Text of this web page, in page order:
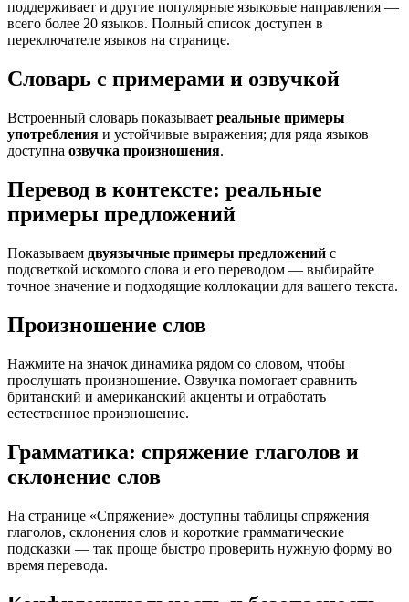
поддерживает и другие популярные языковые направления —
всего более 20 языков. Полный список доступен в
переключателе языков на странице.
Словарь с примерами и озвучкой
Встроенный словарь показывает реальные примеры
употребления и устойчивые выражения; для ряда языков
доступна озвучка произношения.
Перевод в контексте: реальные
примеры предложений
Показываем двуязычные примеры предложений с
подсветкой искомого слова и его переводом — выбирайте
точное значение и подходящие коллокации для вашего текста.
Произношение слов
Нажмите на значок динамика рядом со словом, чтобы
прослушать произношение. Озвучка помогает сравнить
британский и американский акценты и отработать
естественное произношение.
Грамматика: спряжение глаголов и
склонение слов
На странице «Спряжение» доступны таблицы спряжения
глаголов, склонения слов и короткие грамматические
подсказки — так проще быстро проверить нужную форму во
время перевода.